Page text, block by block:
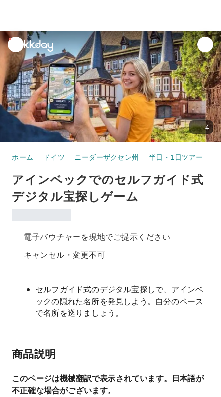
unread
notifications
4
ホーム ドイツ ニーダーザクセン州 半日・1日ツアー
アインベックでのセルフガイド式
デジタル宝探しゲーム
電子バウチャーを現地でご提示ください
キャンセル・変更不可
セルフガイド式のデジタル宝探しで、アインベ
ックの隠れた名所を発見しよう。自分のペース
で名所を巡りましょう。
商品説明
このページは機械翻訳で表示されています。日本語が
不正確な場合がございます。